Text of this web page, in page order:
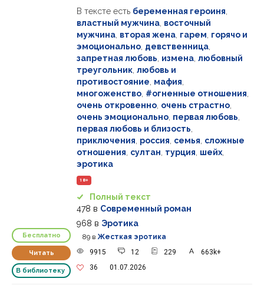
Бесплатно
Читать
В библиотеку
В тексте есть беременная героиня
властный мужчина восточный
мужчина вторая жена гарем горячо и
эмоционально девственница
запретная любовь измена любовный
треугольник любовь и
противостояние мафия
многоженство #огненные отношения
очень откровенно очень страстно
очень эмоционально первая любовь
первая любовь и близость
приключения россия семья сложные
отношения султан турция шейх
эротика
18+
Полный текст
478 в Современный роман
968 в Эротика
89 в Жесткая эротика
9915
12 229
663k+
36
01.07.2026